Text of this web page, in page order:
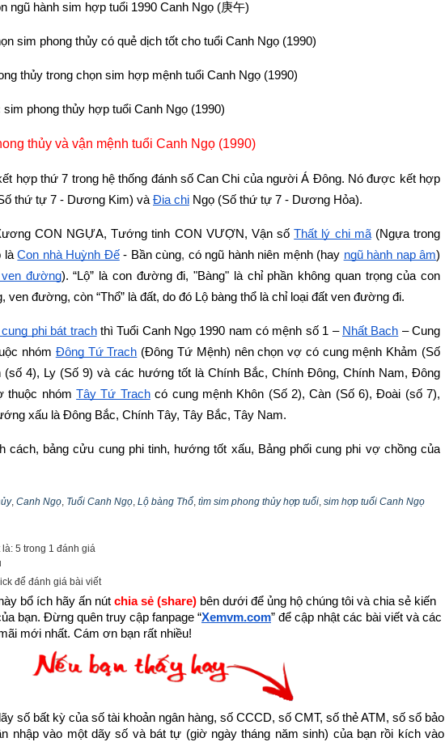
ngũ hành sim hợp tuổi 1990 Canh Ngọ (庚午)
sim phong thủy có quẻ dịch tốt cho tuổi Canh Ngọ (1990)
thủy trong chọn sim hợp mệnh tuổi Canh Ngọ (1990)
sim phong thủy hợp tuổi Canh Ngọ (1990)
thủy và vận mệnh tuổi Canh Ngọ (1990)
hợp thứ 7 trong hệ thống đánh số Can Chi của người Á Đông. Nó được kết hợp
thứ tự 7 - Dương Kim) và Địa chi Ngọ (Số thứ tự 7 - Dương Hỏa).
CON NGỰA, Tướng tinh CON VƯỢN, Vận số Thất lý chi mã (Ngựa trong
là Con nhà Huỳnh Ðế - Bần cùng, có ngũ hành niên mệnh (hay ngũ hành nạp âm)
đường). “Lộ” là con đường đi, "Bàng" là chỉ phần không quan trọng của con
đường, còn “Thổ” là đất, do đó Lộ bàng thổ là chỉ loại đất ven đường đi.
phi bát trạch thì Tuổi Canh Ngọ 1990 nam có mệnh số 1 – Nhất Bạch – Cung
nhóm Đông Tứ Trạch (Đông Tứ Mệnh) nên chọn vợ có cung mệnh Khảm (Số
(số 4), Ly (Số 9) và các hướng tốt là Chính Bắc, Chính Đông, Chính Nam, Đông
thuộc nhóm Tây Tứ Trạch có cung mệnh Khôn (Số 2), Càn (Số 6), Đoài (số 7),
xấu là Đông Bắc, Chính Tây, Tây Bắc, Tây Nam.
cách, bảng cửu cung phi tinh, hướng tốt xấu, Bảng phối cung phi vợ chồng của
, Canh Ngọ, Tuổi Canh Ngọ, Lộ bàng Thổ, tìm sim phong thủy hợp tuổi, sim hợp tuổi Canh Ngọ
5 trong 1 đánh giá
để đánh giá bài viết
bổ ích hãy ấn nút chia sẻ (share) bên dưới để ủng hộ chúng tôi và chia sẻ kiến
bạn. Đừng quên truy cập fanpage “Xemvm.com” để cập nhật các bài viết và các
mới nhất. Cám ơn bạn rất nhiều!
số bất kỳ của số tài khoản ngân hàng, số CCCD, số CMT, số thẻ ATM, số sổ bảo
nhập vào một dãy số và bát tự (giờ ngày tháng năm sinh) của bạn rồi kích vào